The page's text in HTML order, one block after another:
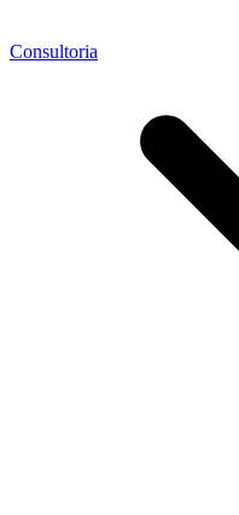
Consultoria